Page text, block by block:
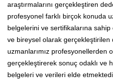
araştırmalarını gerçekleştiren
profesyonel farklı birçok konuda
belgelerini ve sertifikalarına
ve bireysel olarak
uzmanlarımız profesyonellerden
gerçekleştirerek sonuç odaklı ve
belgeleri ve verileri elde